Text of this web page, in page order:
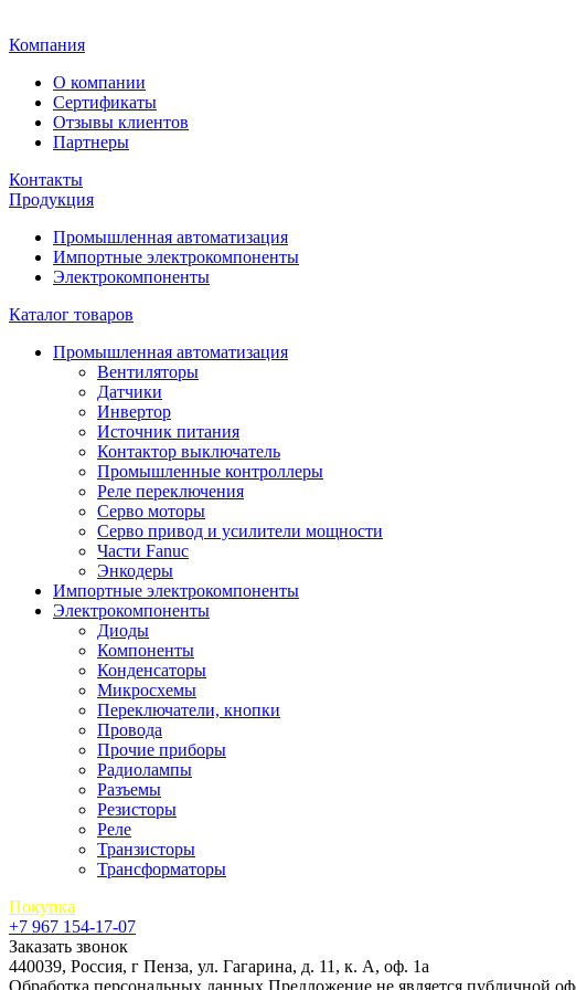
Компания
О компании
Сертификаты
Отзывы клиентов
Партнеры
Контакты
Продукция
Промышленная автоматизация
Импортные электрокомпоненты
Электрокомпоненты
Каталог товаров
Промышленная автоматизация
Вентиляторы
Датчики
Инвертор
Источник питания
Контактор выключатель
Промышленные контроллеры
Реле переключения
Серво моторы
Серво привод и усилители мощности
Части Fanuc
Энкодеры
Импортные электрокомпоненты
Электрокомпоненты
Диоды
Компоненты
Конденсаторы
Микросхемы
Переключатели, кнопки
Провода
Прочие приборы
Радиолампы
Разъемы
Резисторы
Реле
Транзисторы
Трансформаторы
Покупка
+7 967 154-17-07
Заказать звонок
440039, Россия, г Пенза, ул. Гагарина, д. 11, к. А, оф. 1а
Обработка персональных данных Предложение не является публичной